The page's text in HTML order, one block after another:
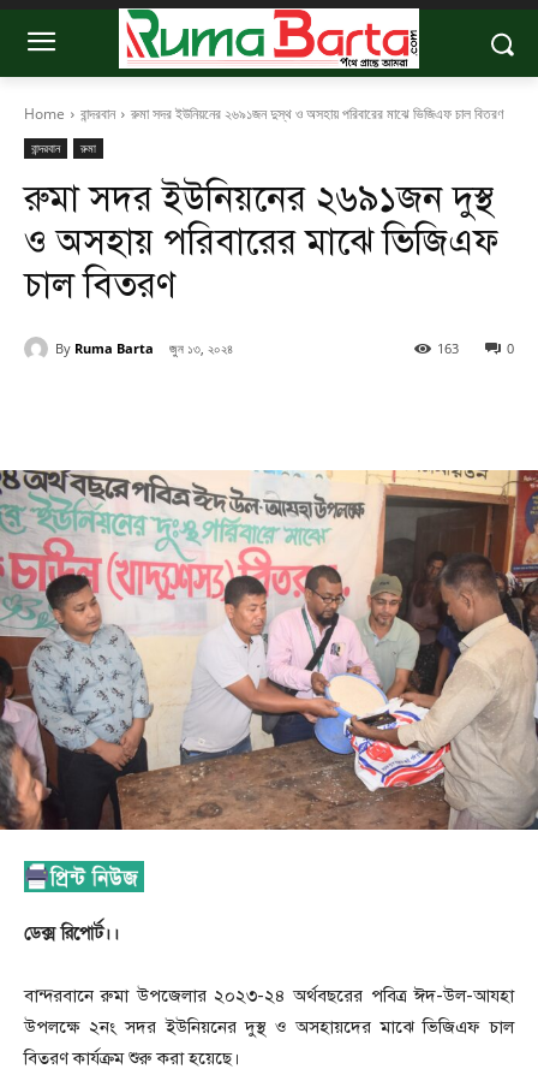
Home বান্দরবান রুমা সদর ইউনিয়নের ২৬৯১জন দুস্থ ও অসহায় পরিবারের মাঝে ভিজিএফ চাল বিতরণ
বান্দরবান রুমা
রুমা সদর ইউনিয়নের ২৬৯১জন দুস্থ
ও অসহায় পরিবারের মাঝে ভিজিএফ
চাল বিতরণ
By Ruma Barta জুন ১৩, ২০২৪ 0
163
ডেক্স রিপোর্ট।।
বান্দরবানে রুমা উপজেলার ২০২৩-২৪ অর্থবছরের পবিত্র ঈদ-উল-আযহা
উপলক্ষে ২নং সদর ইউনিয়নের দুস্থ ও অসহায়দের মাঝে ভিজিএফ চাল
বিতরণ কার্যক্রম শুরু করা হয়েছে।